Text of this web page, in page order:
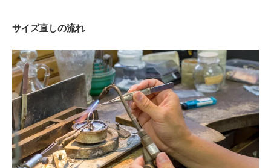
サイズ直しの流れ